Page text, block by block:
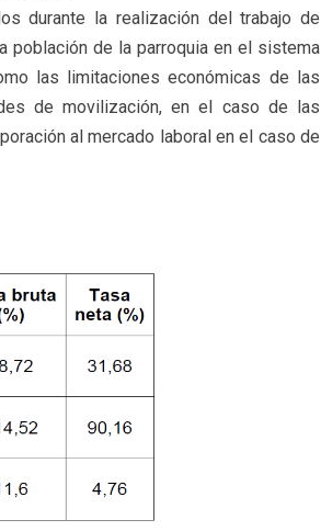
durante la realización del trabajo de
población de la parroquia en el sistema
las limitaciones económicas de las
de movilización, en el caso de las
al mercado laboral en el caso de